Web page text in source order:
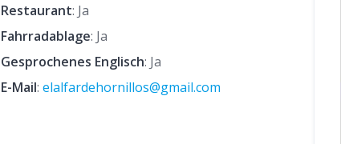
Restaurant: Ja
Fahrradablage: Ja
Gesprochenes Englisch: Ja
E-Mail: elalfardehornillos@gmail.com